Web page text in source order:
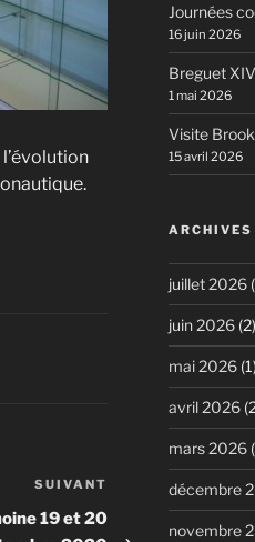
suivant
SUIVANT
19 et 20
Journées
16 juin 2026
Breguet XIV
1 mai 2026
Visite
15 avril 2026
ARCHIVES
juillet 2026
juin 2026(2)
mai 2026(1)
avril 2026
mars 2026
décembre
novembre